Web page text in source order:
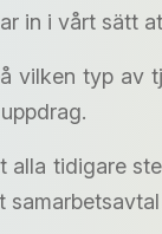
in i vårt sätt
vilken typ av
alla tidigare